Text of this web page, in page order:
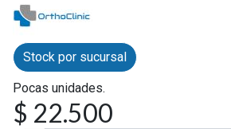
Stock por sucursal
Pocas unidades.
$ 22.500